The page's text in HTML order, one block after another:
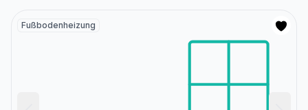
Fußbodenheizung